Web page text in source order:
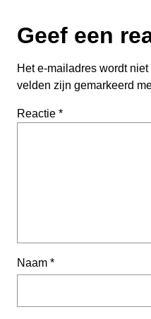
Geef een
Het e-mailadres wordt
velden zijn gemarkeerd
Reactie *
Naam *